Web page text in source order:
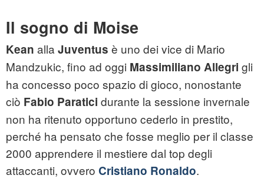
Il sogno di Moise
Kean alla Juventus è uno dei vice di Mario
Mandzukic, fino ad oggi Massimiliano Allegri gli
ha concesso poco spazio di gioco, nonostante
ciò Fabio Paratici durante la sessione invernale
non ha ritenuto opportuno cederlo in prestito,
perché ha pensato che fosse meglio per il classe
2000 apprendere il mestiere dal top degli
attaccanti, ovvero Cristiano Ronaldo.